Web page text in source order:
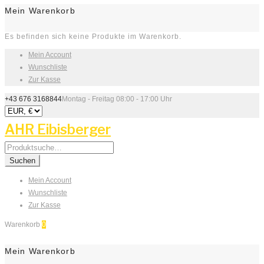
Mein Warenkorb
Es befinden sich keine Produkte im Warenkorb.
Mein Account
Wunschliste
Zur Kasse
+43 676 3168844Montag - Freitag 08:00 - 17:00 Uhr
AHR Eibisberger
Search
for:
Suchen
Mein Account
Wunschliste
Zur Kasse
Warenkorb 0
Mein Warenkorb